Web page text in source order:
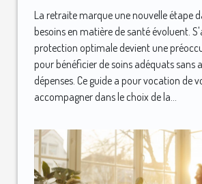
La retraite marque une nouvelle étape
besoins en matière de santé évoluent.
protection optimale devient une
pour bénéficier de soins adéquats sans
dépenses. Ce guide a pour vocation de
accompagner dans le choix de la...